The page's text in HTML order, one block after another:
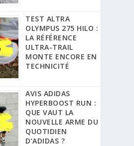
TEST ALTRA
OLYMPUS 275 HILO :
LA RÉFÉRENCE
ULTRA-TRAIL
MONTE ENCORE EN
TECHNICITÉ
AVIS ADIDAS
HYPERBOOST RUN :
QUE VAUT LA
NOUVELLE ARME DU
QUOTIDIEN
D’ADIDAS ?